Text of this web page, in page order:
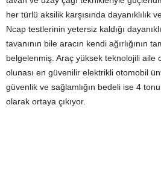
her türlü aksilik karşısında dayanıklılık
Ncap testlerinin yetersiz kaldığı
tavanının bile aracın kendi ağırlığının
belgelenmiş. Araç yüksek teknolojili aile
olunası en güvenilir elektrikli otomobil
güvenlik ve sağlamlığın bedeli ise 4
olarak ortaya çıkıyor.